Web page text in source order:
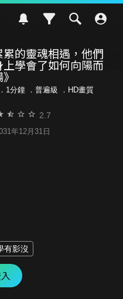
累的靈魂相遇，他們
上學會了如何向陽而
1分鐘 ． 普遍級 ．HD畫質
2.7
年12月31日
有影沒